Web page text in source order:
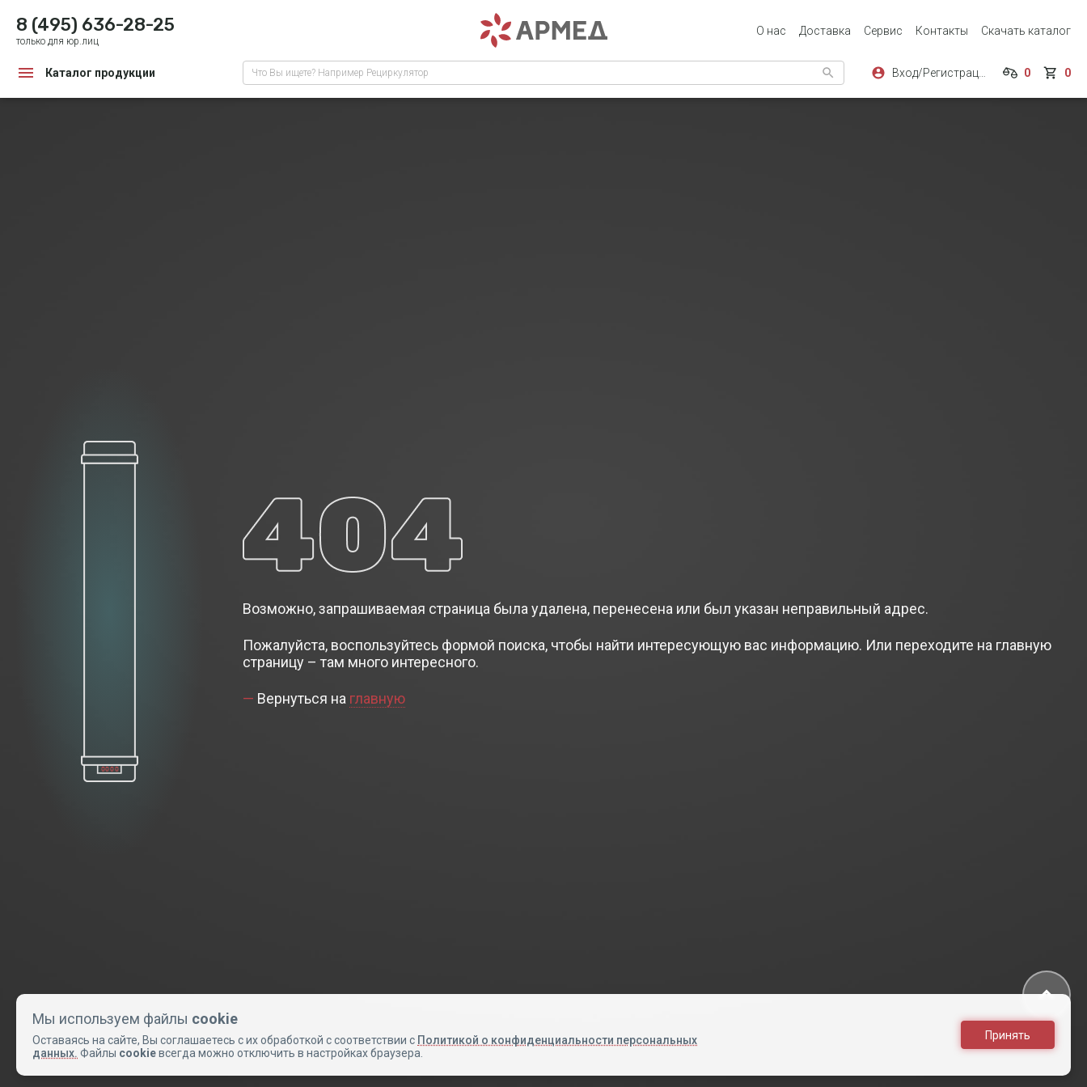
Авторизация
8 (495) 636-28-25
только для юр.лиц
О нас Доставка Сервис Контакты Скачать каталог
Каталог продукции Что Вы ищете? Например Рециркулятор 0 0
Возможно, запрашиваемая страница была удалена, перенесена или был указан неправильный адрес.
Пожалуйста, воспользуйтесь формой поиска, чтобы найти интересующую вас информацию. Или переходите на главную
страницу – там много интересного.
Вернуться на главную
Мы используем файлы cookie
Оставаясь на сайте, Вы соглашаетесь с их обработкой с соответствии с Политикой о конфиденциальности персональных
данных. Файлы cookieвсегда можно отключить в настройках браузера.
Принять